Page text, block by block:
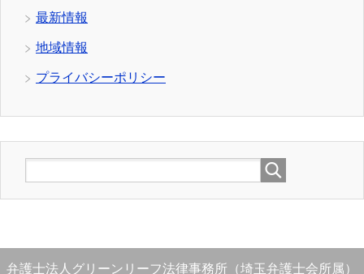
最新情報
地域情報
プライバシーポリシー
弁護士法人グリーンリーフ法律事務所（埼玉弁護士会所属）